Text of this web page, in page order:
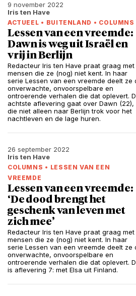
9 november 2022
Iris ten Have
ACTUEEL • BUITENLAND • COLUMNS
Lessen van een vreemde:
Dawn is weg uit Israël en
vrij in Berlijn
Redacteur Iris ten Have praat graag met
mensen die ze (nog) niet kent. In haar
serie Lessen van een vreemde deelt ze
onverwachte, onvoorspelbare en
ontroerende verhalen die dat oplevert.
achtste aflevering gaat over Dawn (22),
die niet alleen naar Berlijn trok voor het
nachtleven en de lage huren.
26 september 2022
Iris ten Have
COLUMNS • LESSEN VAN EEN
VREEMDE
Lessen van een vreemde:
‘De dood brengt het
geschenk van leven met
zich mee’
Redacteur Iris ten Have praat graag met
mensen die ze (nog) niet kent. In haar
serie Lessen van een vreemde deelt ze
onverwachte, onvoorspelbare en
ontroerende verhalen die dat oplevert.
is aflevering 7: met Elsa uit Finland.